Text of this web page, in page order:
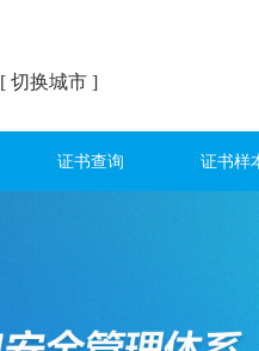
[ 切换城市 ]
证书查询 证书样